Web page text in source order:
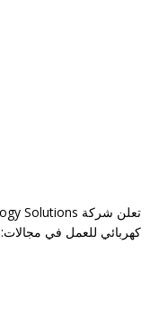
كهربائي للعمل في مجالات: